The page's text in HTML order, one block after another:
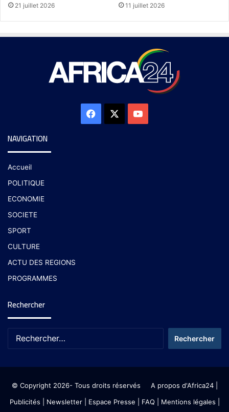
21 juillet 2026 11 juillet 2026
NAVIGATION
Accueil
POLITIQUE
ECONOMIE
SOCIETE
SPORT
CULTURE
ACTU DES REGIONS
PROGRAMMES
Rechercher
© Copyright 2026- Tous droits réservés A propos d'Africa24|
Publicités
Newsletter| Espace Presse | FAQ | Mentions légales